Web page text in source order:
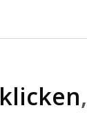
klicken